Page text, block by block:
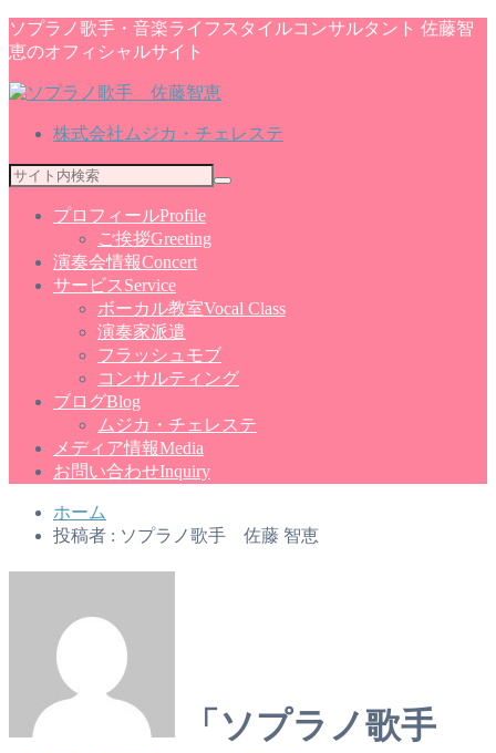
ソプラノ歌手・音楽ライフスタイルコンサルタント 佐藤智
恵のオフィシャルサイト
株式会社ムジカ・チェレステ
プロフィールProfile
ご挨拶Greeting
演奏会情報Concert
サービス Service
ボーカル教室Vocal Class
演奏家派遣
フラッシュモブ
コンサルティング
ブログBlog
ムジカ・チェレステ
メディア情報Media
お問い合わせInquiry
ホーム
投稿者 : ソプラノ歌手 佐藤 智恵
「ソプラノ歌手